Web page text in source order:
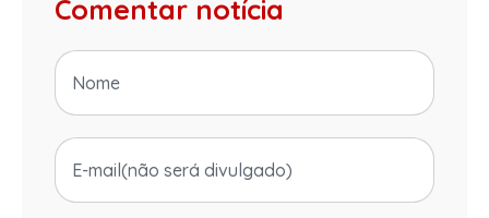
Comentar notícia